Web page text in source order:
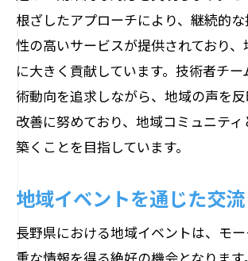
根ざしたアプローチにより、継続的
性の高いサービスが提供されており
に大きく貢献しています。技術者チ
術動向を追求しながら、地域の声を
改善に努めており、地域コミュニテ
築くことを目指しています。
地域イベントを通じた交流
長野県における地域イベントは、モ